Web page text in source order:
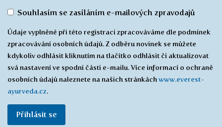
Souhlas
zasíláním
*
Souhlasím se zasíláním e-mailových zpravodajů
Údaje vyplněné při této registraci zpracováváme dle podmínek
zpracovávání osobních údajů. Z odběru novinek se můžete
kdykoliv odhlásit kliknutím na tlačítko odhlásit či aktualizovat
svá nastavení ve spodní části e-mailu. Více informací o ochraně
osobních údajů naleznete na našich stránkách www.everest-
ayurveda.cz.
Přihlásit se